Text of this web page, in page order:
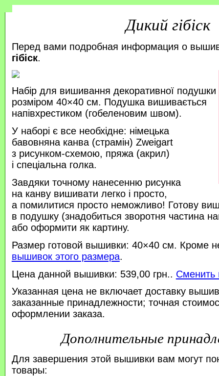
Дикий гібіск
Перед вами подробная информация о
гібіск.
Набір для вишивання декоративної подушки
розміром 40×40 см. Подушка вишивається
напівхрестиком (гобеленовим швом).
У наборі є все необхідне: німецька
бавовняна канва (страмін) Zweigart
з рисунком-схемою, пряжа (акрил)
і спеціальна голка.
Завдяки точному нанесенню рисунка
на канву вишивати легко і просто,
а помилитися просто неможливо! Готову
в подушку (знадобиться зворотня частина
або оформити як картину.
Размер готовой вышивки: 40×40 см. Кроме
вышивок этого размера.
Цена данной вышивки: 539,00 грн.. Сменить
Указанная цена не включает доставку
заказанные принадлежности; точная
оформлении заказа.
Дополнительные
Для завершения этой вышивки вам могут
товары: